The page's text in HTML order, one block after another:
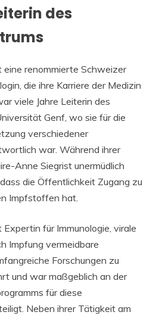
des
eine renommierte Schweizer
die ihre Karriere der Medizin
viele Jahre Leiterin des
Genf, wo sie für die
verschiedener
war. Während ihrer
Anne Siegrist unermüdlich
die Öffentlichkeit Zugang zu
Impfstoffen hat.
für Immunologie, virale
Impfung vermeidbare
Forschungen zu
und war maßgeblich an der
für diese
Neben ihrer Tätigkeit am